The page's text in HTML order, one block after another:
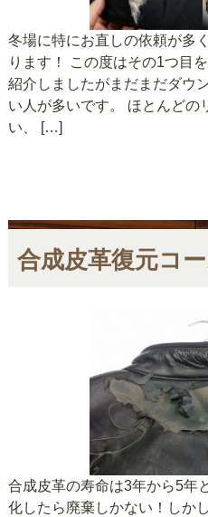
冬場に特にお直しの依頼が多
ります！ この度はその1つ目
紹介しましたがまだまだダウ
い人が多いです。 ほとんどの
い、 […]
合成皮革復元コ
合成皮革の寿命は3年から5年
化したら廃棄しかない！しか